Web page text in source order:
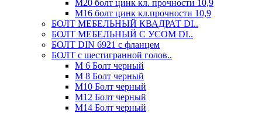
М20 болт цинк кл. прочности 10,9
М16 болт цинк кл.прочности 10,9
БОЛТ МЕБЕЛЬНЫЙ КВАДРАТ DI..
БОЛТ МЕБЕЛЬНЫЙ С УСОМ DI..
БОЛТ DIN 6921 c фланцем
БОЛТ с шестигранной голов..
М 6 Болт черный
М 8 Болт черный
М10 Болт черный
М12 Болт черный
М14 Болт черный